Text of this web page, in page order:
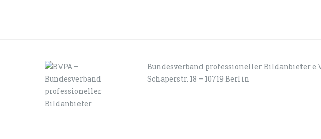
Bundesverband professioneller Bildanbieter
Schaperstr. 18 – 10719 Berlin